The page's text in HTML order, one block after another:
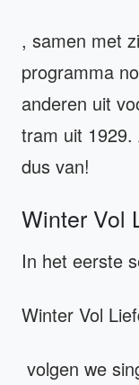
, samen met
programma
anderen uit
tram uit 1929.
dus van!
Winter Vol
In het eerste
Winter Vol
volgen we